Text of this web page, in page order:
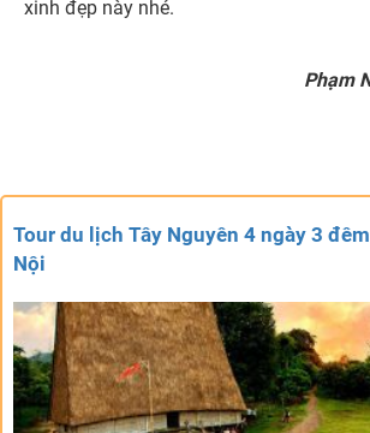
xinh đẹp này nhé.
Phạm
Tour du lịch Tây Nguyên 4 ngày 3
Nội